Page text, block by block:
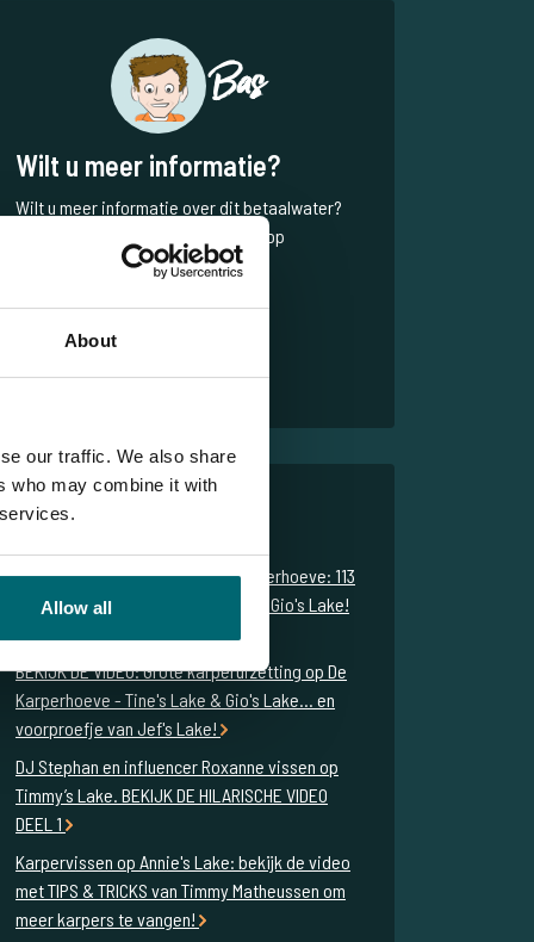
About
our traffic. We also share
who may combine it with
Allow all
Bas
Wilt u meer informatie?
Wilt u meer informatie over dit betaalwater?
Neem dan gerust contact met ons op
+31 344 66 48 06
WhatsApp+31 6 556 88 912
Flinke karperuitzetting op De Karperhoeve: 113
karpers uitgezet op Tine's Lake en Gio's Lake!
BEKIJK DE VIDEO: Grote karperuizetting op De
Karperhoeve - Tine's Lake & Gio's Lake... en
voorproefje van Jef's Lake!
DJ Stephan en influencer Roxanne vissen op
Timmy’s Lake. BEKIJK DE HILARISCHE VIDEO
DEEL 1
Karpervissen op Annie's Lake: bekijk de video
met TIPS & TRICKS van Timmy Matheussen om
meer karpers te vangen!